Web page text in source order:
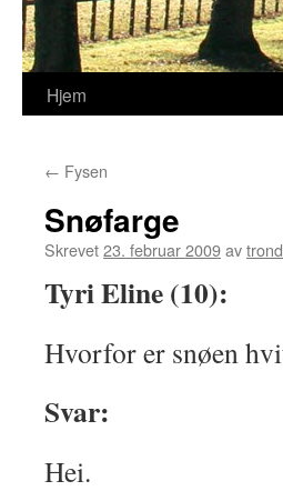
Hopp
innhold
Hjem
← Fysen
Snøfarge
Skrevet23. februar 2009av
Tyri Eline (10):
Hvorfor er snøen
Svar:
Hei.